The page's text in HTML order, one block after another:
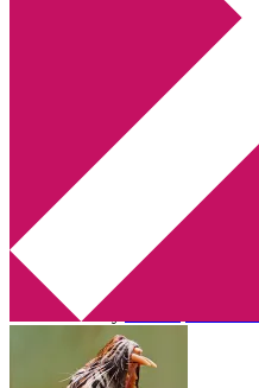
Utskriftscentralen
Min tv-blogg
You are here:Home Archives
Gör dig själv en
Lewis Winter
MacKay
2013-08-26